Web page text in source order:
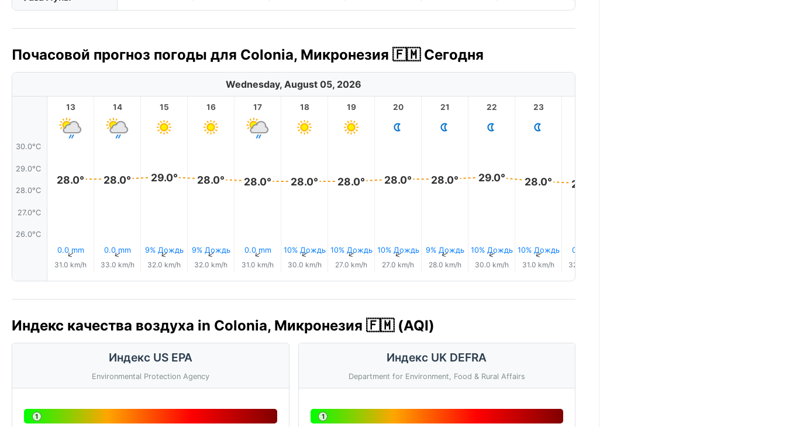
Почасовой прогноз погоды для Colonia, Микронезия 🇫🇲 Сегодня
Wednesday, August 05, 2026
30.0°C
29.0°C
28.0°C
27.0°C
26.0°C
13
28.0°
0.0 mm
↑
31.0 km/h
14
28.0°
0.0 mm
↑
33.0 km/h
15
29.0°
9% Дождь
↑
32.0 km/h
16
28.0°
9% Дождь
↑
32.0 km/h
17
28.0°
0.0 mm
↑
31.0 km/h
18
28.0°
10% Дождь
↑
30.0 km/h
19
28.0°
10% Дождь
↑
27.0 km/h
20
28.0°
10% Дождь
↑
27.0 km/h
21
28.0°
9% Дождь
↑
28.0 km/h
22
29.0°
10% Дождь
↑
30.0 km/h
23
28.0°
10% Дождь
↑
31.0 km/h
28.0°
0.3 mm
32.0 km/h
Индекс качества воздуха in Colonia, Микронезия 🇫🇲 (AQI)
Индекс US EPA
Environmental Protection Agency
1
Индекс UK DEFRA
Department for Environment, Food & Rural Affairs
1